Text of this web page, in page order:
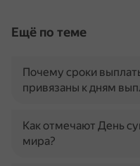
Ещё по теме
Почему сроки
привязаны к дням
Как отмечают День
мира?